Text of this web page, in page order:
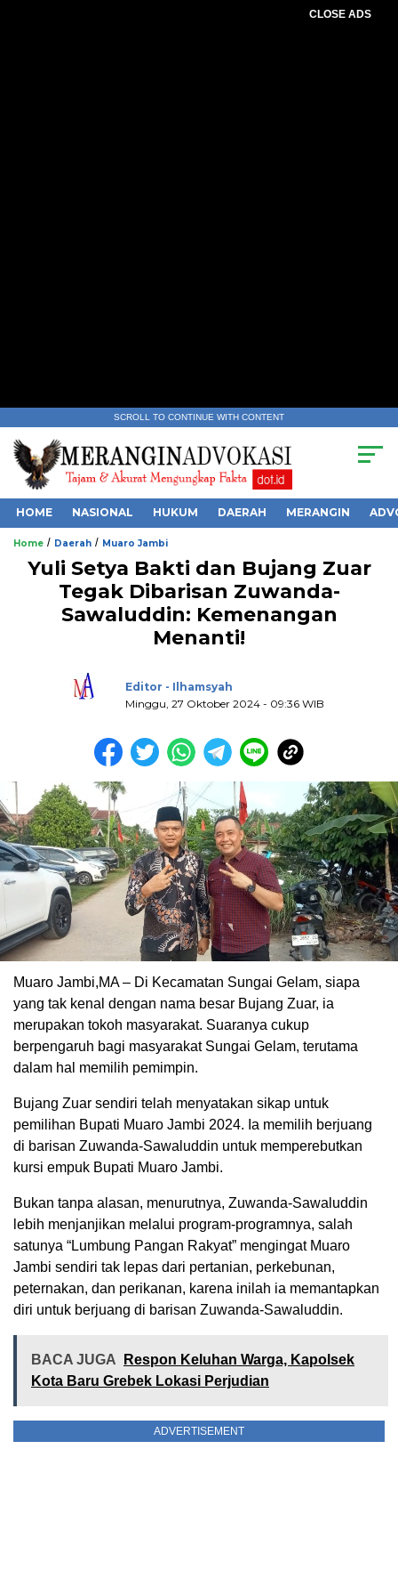
CLOSE ADS
SCROLL TO CONTINUE WITH CONTENT
HOME NASIONAL HUKUM DAERAH MERANGIN
Home / Daerah / Muaro Jambi
Yuli Setya Bakti dan Bujang Zuar
Tegak Dibarisan Zuwanda-
Sawaluddin: Kemenangan
Menanti!
Editor - Ilhamsyah
Minggu, 27 Oktober 2024 - 09:36 WIB
Muaro Jambi,MA – Di Kecamatan Sungai Gelam, siapa
yang tak kenal dengan nama besar Bujang Zuar, ia
merupakan tokoh masyarakat. Suaranya cukup
berpengaruh bagi masyarakat Sungai Gelam, terutama
dalam hal memilih pemimpin.
Bujang Zuar sendiri telah menyatakan sikap untuk
pemilihan Bupati Muaro Jambi 2024. Ia memilih berjuang
di barisan Zuwanda-Sawaluddin untuk memperebutkan
kursi empuk Bupati Muaro Jambi.
Bukan tanpa alasan, menurutnya, Zuwanda-Sawaluddin
lebih menjanjikan melalui program-programnya, salah
satunya “Lumbung Pangan Rakyat” mengingat Muaro
Jambi sendiri tak lepas dari pertanian, perkebunan,
peternakan, dan perikanan, karena inilah ia memantapkan
diri untuk berjuang di barisan Zuwanda-Sawaluddin.
BACA JUGA
Respon Keluhan Warga, Kapolsek
Kota Baru Grebek Lokasi Perjudian
ADVERTISEMENT